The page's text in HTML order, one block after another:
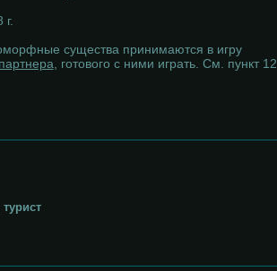
существа принимаются в игру
, готового с ними играть. См. пункт 12